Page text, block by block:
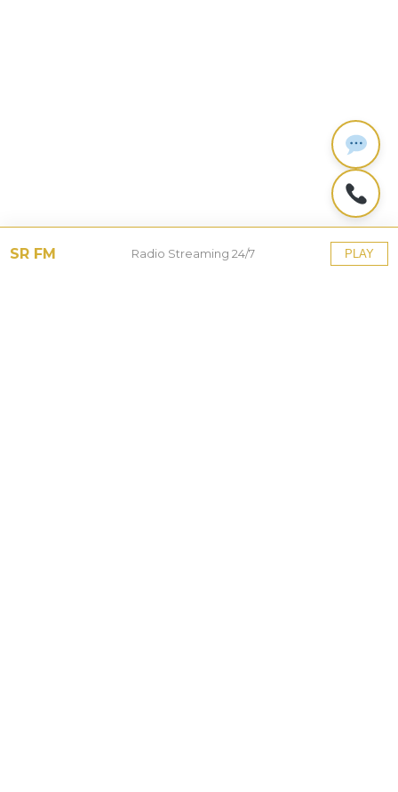
SR FM Radio Streaming 24/7 PLAY